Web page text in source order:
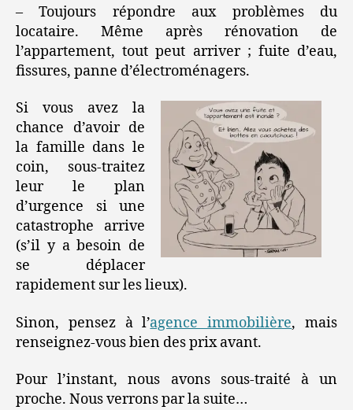
– Toujours répondre aux problèmes du
locataire. Même après rénovation de
l’appartement, tout peut arriver ; fuite d’eau,
fissures, panne d’électroménagers.
Si vous avez la
chance d’avoir de
la famille dans le
coin, sous-traitez
leur le plan
d’urgence si une
catastrophe arrive
(s’il y a besoin de
se déplacer
rapidement sur les lieux).
Sinon, pensez à l’agence immobilière, mais
renseignez-vous bien des prix avant.
Pour l’instant, nous avons sous-traité à un
proche. Nous verrons par la suite…